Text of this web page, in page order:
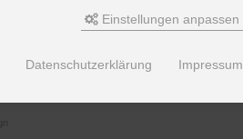
Einstellungen anpassen
Datenschutzerklärung Impressum